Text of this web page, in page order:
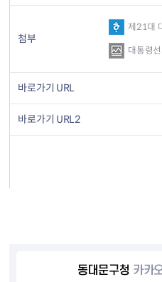
첨부
제21대
대통령
바로가기 URL
바로가기 URL2
동대문구청 카카